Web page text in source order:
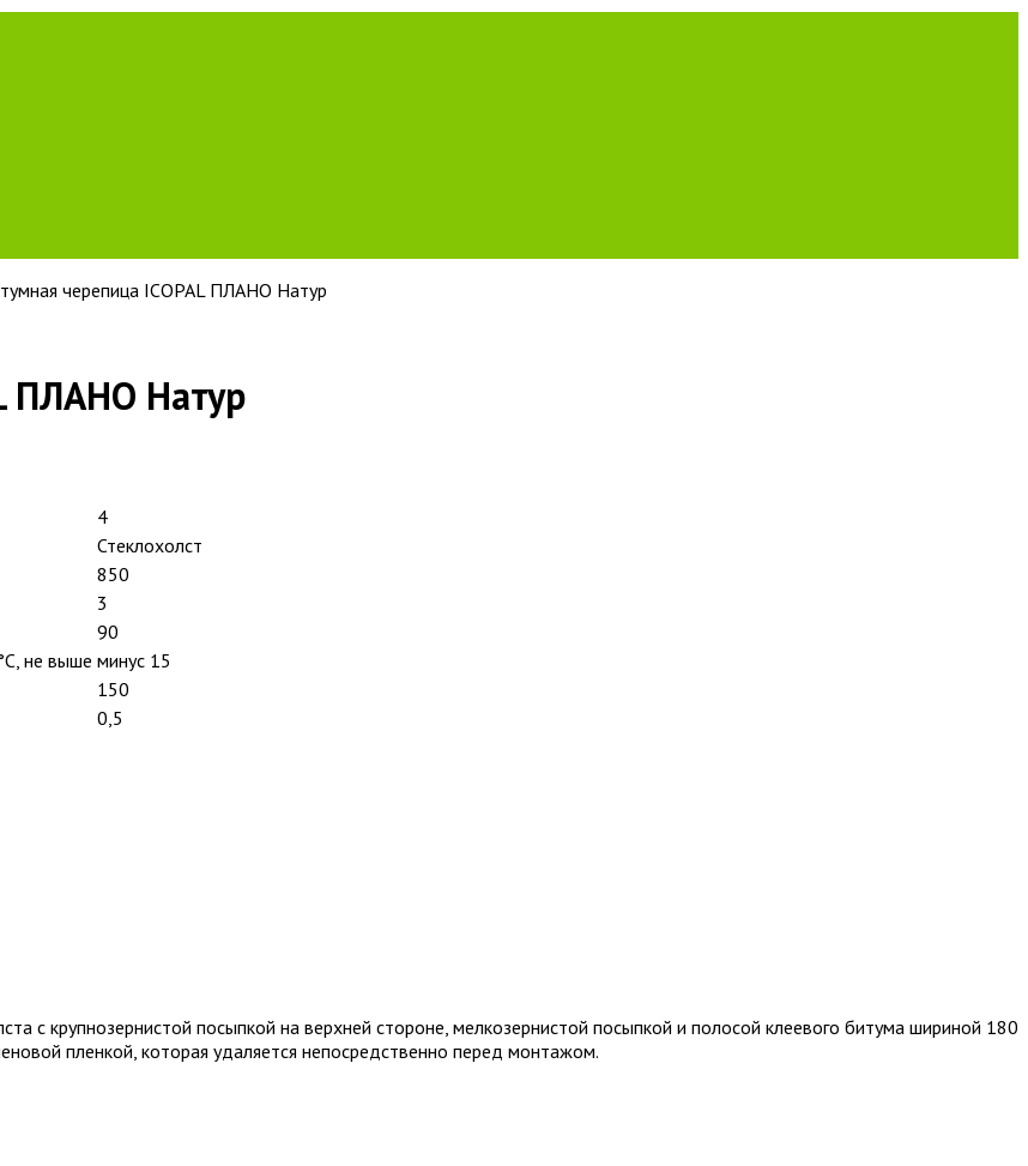
черепица ICOPAL ПЛАНО Натур
ПЛАНО Натур
4
Стеклохолст
850
3
90
не выше минус 15
150
0,5
с крупнозернистой посыпкой на верхней стороне, мелкозернистой посыпкой и полосой клеевого битума шириной 180
пленкой, которая удаляется непосредственно перед монтажом.